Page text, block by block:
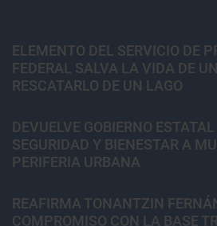
ELEMENTO DEL SERVICIO DE
FEDERAL SALVA LA VIDA DE
RESCATARLO DE UN LAGO
DEVUELVE GOBIERNO
SEGURIDAD Y BIENESTAR A
PERIFERIA URBANA
REAFIRMA TONANTZIN
COMPROMISO CON LA BASE